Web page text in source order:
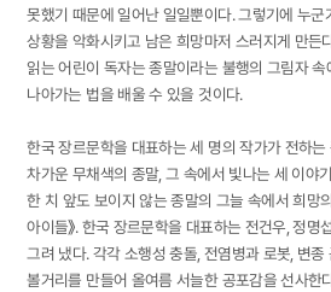
못했기 때문에 일어난 일일뿐이다. 그렇기에 누
상황을 악화시키고 남은 희망마저 스러지게 만든
읽는 어린이 독자는 종말이라는 불행의 그림자
나아가는 법을 배울 수 있을 것이다.
한국 장르문학을 대표하는 세 명의 작가가 전하는
차가운 무채색의 종말, 그 속에서 빛나는 세 이야
한 치 앞도 보이지 않는 종말의 그늘 속에서 희망
아이들》. 한국 장르문학을 대표하는 전건우, 정명
그려 냈다. 각각 소행성 충돌, 전염병과 로봇, 변
볼거리를 만들어 올여름 서늘한 공포감을 선사한